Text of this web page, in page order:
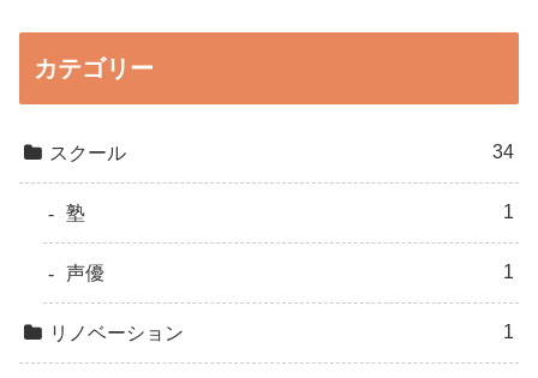
カテゴリー
スクール 34
塾 1
声優 1
リノベーション 1